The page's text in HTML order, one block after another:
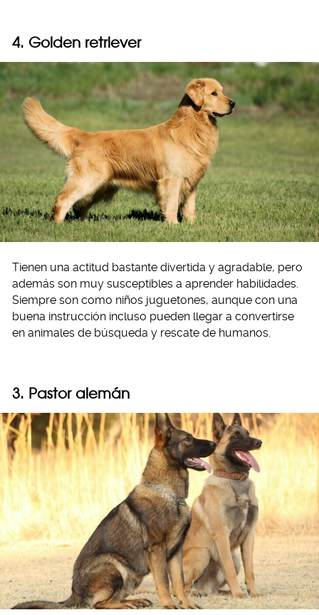
4. Golden retriever
Tienen una actitud bastante divertida y agradable, pero
además son muy susceptibles a aprender habilidades.
Siempre son como niños juguetones, aunque con una
buena instrucción incluso pueden llegar a convertirse
en animales de búsqueda y rescate de humanos.
3. Pastor alemán